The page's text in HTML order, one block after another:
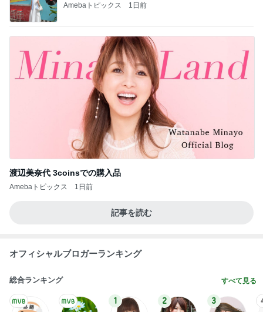
Amebaトピックス 1日前
渡辺美奈代 3coinsでの購入品
Amebaトピックス 1日前
記事を読む
オフィシャルブロガーランキング
総合ランキング すべて見る
1 2 3